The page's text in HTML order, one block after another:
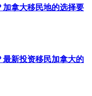
加拿大移民地的选择要
新投资移民加拿大的